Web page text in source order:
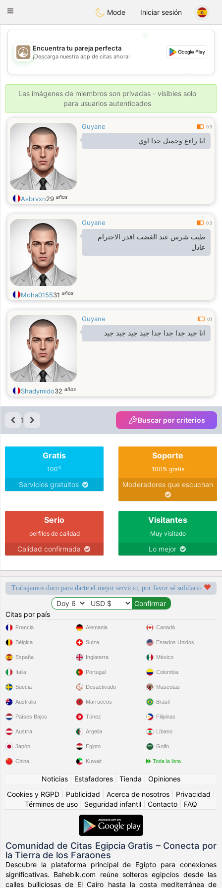
B ahebik
Toggle
Mode Iniciar sesión
💖
💕
💕
Encuentra tu pareja perfecta
¡Descarga nuestra app de citas ahora!
Las imágenes de miembros son privadas - visibles solo
para usuarios autenticados
Guyane 0.3
انا راءع وجميل جدا اوي
Asbrvxn29 años
Guyane 0.3
طيب شرس عند الغضب اقدر الاحترام
عادل
Moha015531 años
Guyane 0.1
انا جيد جدا جدا جدا جيد جيد جيد جيد
Shadymido32 años
1 Buscar por criterios
Gratis
100%
Servicios gratuitos
Soporte
100% gratis
Moderadores que escuchan
Serio
perfiles de calidad
Calidad confirmada
Visitantes
Muy visitado
Lo mejor
Trabajamos duro para darte el mejor servicio, por favor sé solidario
Citas por país
Francia
Bélgica
España
Italia
Suecia
Alemania
Suiza
Inglaterra
Portugal
Desactivado
Canadá
Estados Unidos
México
Colombia
Mascotas
Australia
Países Bajos
Austria
Japón
China
Marruecos
Túnez
Argelia
Egipto
Kuwait
Brasil
Filipinas
Líbano
Golfo
Toda la lista
Noticias Estafadores Tienda
Opiniones
Cookies y RGPD
Publicidad Acerca de nosotros Privacidad
Términos de uso
Seguridad infantil Contacto FAQ
Comunidad de Citas Egipcia Gratis – Conecta por
la Tierra de los Faraones
Descubre la plataforma principal de Egipto para conexiones
significativas. Bahebik.com reúne solteros egipcios desde las
calles bulliciosas de El Cairo hasta la costa mediterránea de